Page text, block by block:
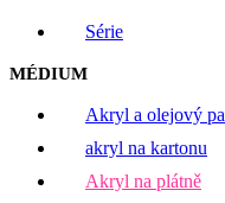
Série
MÉDIUM
Akryl a olejový
akryl na kartonu
Akryl na plátně